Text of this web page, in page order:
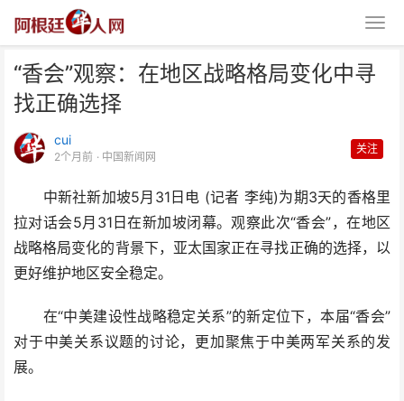
“香会”观察：在地区战略格局变化中寻
找正确选择
cui
2个月前 · 中国新闻网
关注
中新社新加坡5月31日电 (记者 李纯)为期3天的香格里
拉对话会5月31日在新加坡闭幕。观察此次“香会”，在地区
战略格局变化的背景下，亚太国家正在寻找正确的选择，以
更好维护地区安全稳定。
在“中美建设性战略稳定关系”的新定位下，本届“香会”
对于中美关系议题的讨论，更加聚焦于中美两军关系的发
展。
“香会”观察：在地区战略格局变化
中寻找正确选择